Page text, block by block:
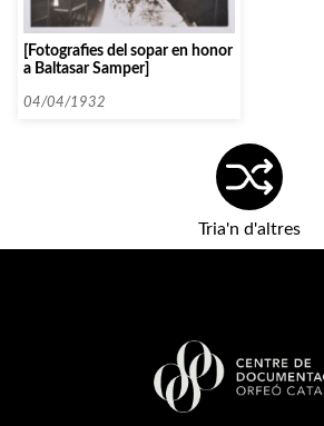
[Fotografies del sopar en honor
a Baltasar Samper]
04/04/1932
Tria'n d'altres